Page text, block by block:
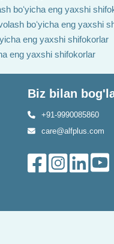
boʻyicha eng yaxshi
boʻyicha eng yaxshi
eng yaxshi shifokorlar
eng yaxshi shifokorlar
Biz bilan
+91-9990085860
care@alfplus.com